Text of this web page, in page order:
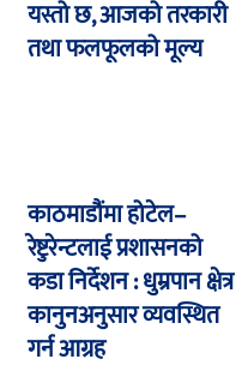
यस्तो छ, आजको तरकारी
तथा फलफूलको मूल्य
काठमाडौंमा होटेल–
रेष्टुरेन्टलाई प्रशासनको
कडा निर्देशन : धुम्रपान क्षेत्र
कानुनअनुसार व्यवस्थित
गर्न आग्रह